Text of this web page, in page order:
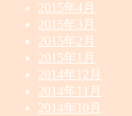
2015年4月
2015年3月
2015年2月
2015年1月
2014年12月
2014年11月
2014年10月